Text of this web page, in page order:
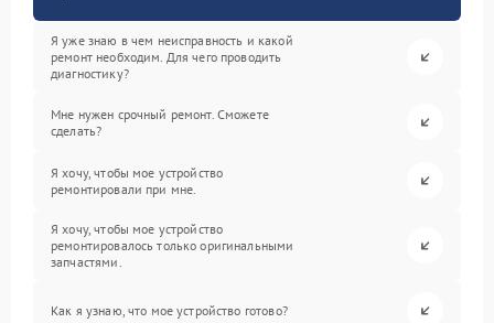
Я уже знаю в чем неисправность и какой
ремонт необходим. Для чего проводить
диагностику?
Мне нужен срочный ремонт. Сможете
сделать?
Я хочу, чтобы мое устройство
ремонтировали при мне.
Я хочу, чтобы мое устройство
ремонтировалось только оригинальными
запчастями.
Как я узнаю, что мое устройство готово?